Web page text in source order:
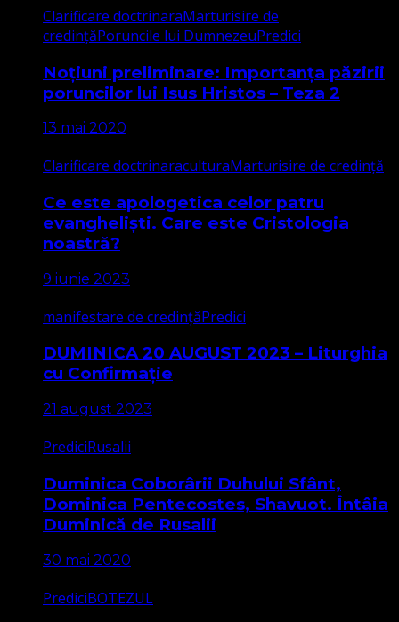
Clarificare doctrinaraMarturisire de
credințăPoruncile lui DumnezeuPredici
Noțiuni preliminare: Importanța păzirii
poruncilor lui Isus Hristos – Teza 2
13 mai 2020
Clarificare doctrinaraculturaMarturisire de credință
Ce este apologetica celor patru
evangheliști. Care este Cristologia
noastră?
9 iunie 2023
manifestare de credințăPredici
DUMINICA 20 AUGUST 2023 – Liturghia
cu Confirmație
21 august 2023
PrediciRusalii
Duminica Coborârii Duhului Sfânt,
Dominica Pentecostes, Shavuot. Întâia
Duminică de Rusalii
30 mai 2020
PrediciBOTEZUL